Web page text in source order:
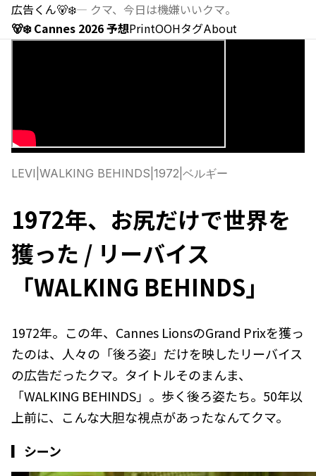
広告くん🐻‍❄️— クマ、今日は機嫌いいクマ。
🐻‍❄️ Cannes 2026 予想PrintOOHタグAbout
LEVI WALKING BEHINDS 1972 ベルギー
1972年、お尻だけで世界を
獲った / リーバイス
「WALKING BEHINDS」
1972年。この年、Cannes LionsのGrand Prixを獲っ
たのは、人々の「後ろ姿」だけを映したリーバイス
の広告だったクマ。タイトルそのまんま、
「WALKING BEHINDS」。歩く後ろ姿たち。50年以
上前に、こんな大胆な視点があったなんてクマ。
▎シーン